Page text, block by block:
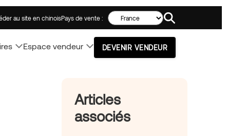
au site en chinoisPays de vente :
Espace vendeur DEVENIR VENDEUR
Articles
associés